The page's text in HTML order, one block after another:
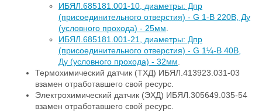
ИБЯЛ.685181.001-10, диаметры: Дпр
(присоединительного отверстия) - G 1-В 220В, Ду
(условного прохода) - 25мм
ИБЯЛ.685181.001-21, диаметры: Дпр
(присоединительного отверстия) - G 1¼-В 40В,
Ду (условного прохода) - 32мм
Термохимический датчик (ТХД) ИБЯЛ.413923.031-03
взамен отработавшего свой ресурс.
Электрохимический датчик (ЭХД) ИБЯЛ.305649.035-54
взамен отработавшего свой ресурс.